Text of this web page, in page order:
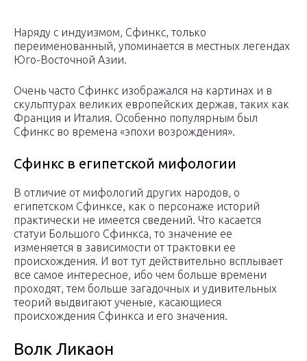
Наряду с индуизмом, Сфинкс, только
переименованный, упоминается в местных легендах
Юго-Восточной Азии.
Очень часто Сфинкс изображался на картинах и в
скульптурах великих европейских держав, таких как
Франция и Италия. Особенно популярным был
Сфинкс во времена «эпохи возрождения».
Сфинкс в египетской мифологии
В отличие от мифологий других народов, о
египетском Сфинксе, как о персонаже историй
практически не имеется сведений. Что касается
статуи Большого Сфинкса, то значение ее
изменяется в зависимости от трактовки ее
происхождения. И вот тут действительно всплывает
все самое интересное, ибо чем больше времени
проходят, тем больше загадочных и удивительных
теорий выдвигают ученые, касающиеся
происхождения Сфинкса и его значения.
Волк Ликаон